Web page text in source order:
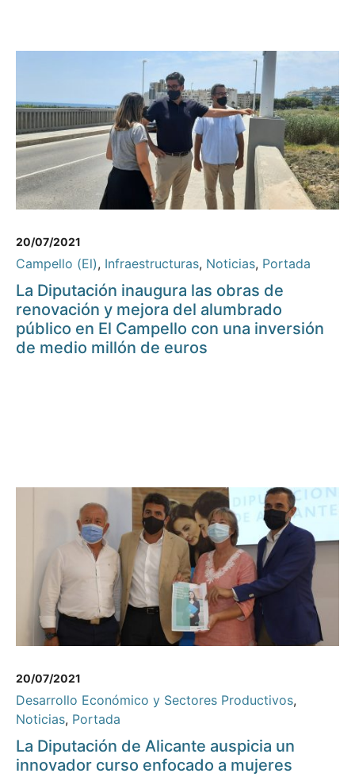
20/07/2021
Campello (El), Infraestructuras, Noticias, Portada
La Diputación inaugura las obras de
renovación y mejora del alumbrado
público en El Campello con una inversión
de medio millón de euros
20/07/2021
Desarrollo Económico y Sectores Productivos,
Noticias, Portada
La Diputación de Alicante auspicia un
innovador curso enfocado a mujeres